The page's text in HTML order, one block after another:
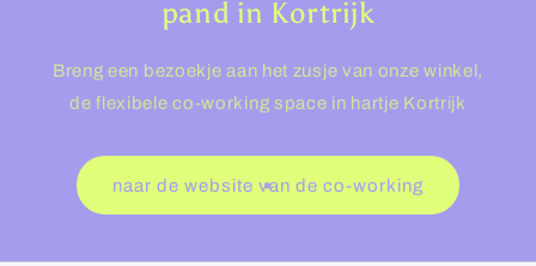
pand in Kortrijk
Breng een bezoekje aan het zusje van onze winkel,
de flexibele co-working space in hartje Kortrijk
naar de website van de co-working